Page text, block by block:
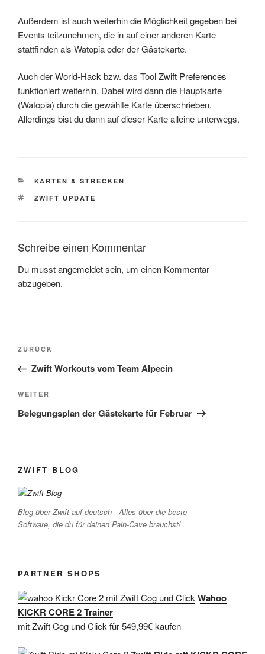
Außerdem ist auch weiterhin die Möglichkeit gegeben bei
Events teilzunehmen, die in auf einer anderen Karte
stattfinden als Watopia oder der Gästekarte.
Auch derWorld-Hackbzw. das ToolZwift Preferences
funktioniert weiterhin. Dabei wird dann die Hauptkarte
(Watopia) durch die gewählte Karte überschrieben.
Allerdings bist du dann auf dieser Karte alleine unterwegs.
KATEGORIEN
KARTEN & STRECKEN
SCHLAGWÖRTER
ZWIFT UPDATE
Schreibe einen Kommentar
Du musstangemeldetsein, um einen Kommentar
abzugeben.
Beitragsnavigation
Vorheriger
Beitrag
ZURÜCK
Zwift Workouts vom Team Alpecin
Nächster
Beitrag
WEITER
Belegungsplan der Gästekarte für Februar
ZWIFT BLOG
Blog über Zwift auf deutsch - Alles über die beste
Software, die du für deinen Pain-Cave brauchst!
PARTNER SHOPS
Wahoo
KICKR CORE 2 Trainer
mit Zwift Cog und Click für 549,99€ kaufen